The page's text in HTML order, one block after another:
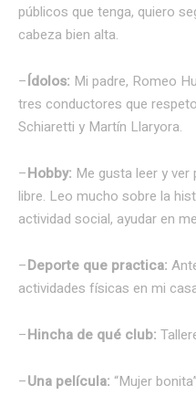
públicos que tenga, quiero
cabeza bien alta.
–Ídolos: Mi padre, Romeo
tres conductores que
Schiaretti y Martín Llaryora.
–Hobby: Me gusta leer y
libre. Leo mucho sobre la
actividad social, ayudar en
–Deporte que practica:
actividades físicas en mi
–Hincha de qué club:
–Una película: “Mujer